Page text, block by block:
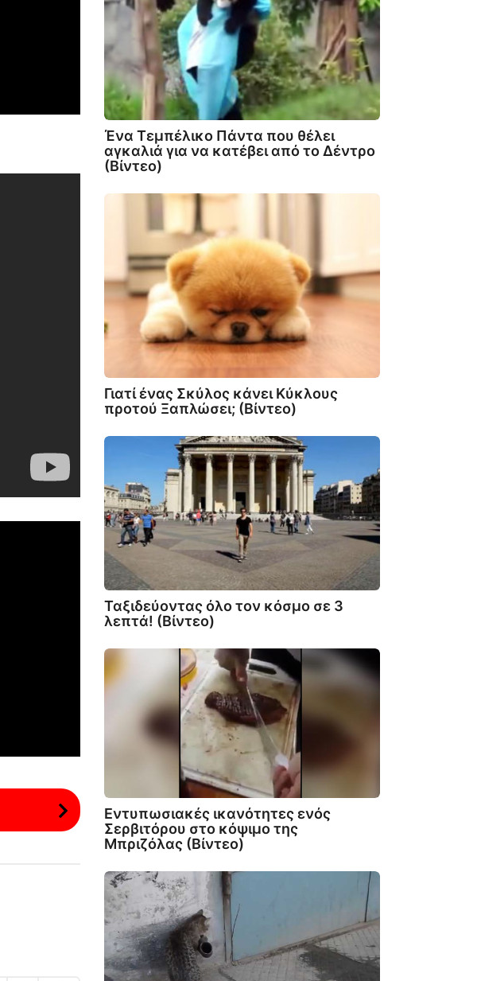
Ένα Τεμπέλικο Πάντα που θέλει
αγκαλιά για να κατέβει από το Δέντρο
(Βίντεο)
Γιατί ένας Σκύλος κάνει Κύκλους
προτού Ξαπλώσει; (Βίντεο)
Ταξιδεύοντας όλο τον κόσμο σε 3
λεπτά! (Βίντεο)
Εντυπωσιακές ικανότητες ενός
Σερβιτόρου στο κόψιμο της
Μπριζόλας (Βίντεο)